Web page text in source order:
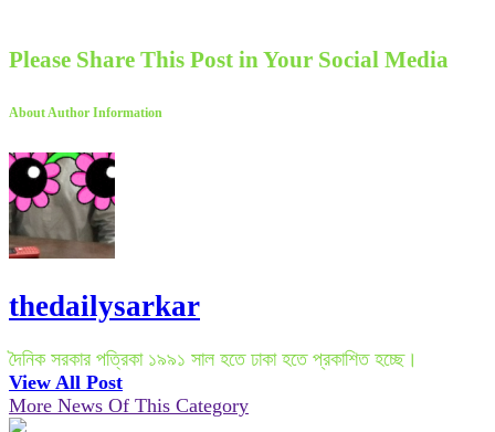
Please Share This Post in Your Social Media
About Author Information
thedailysarkar
দৈনিক সরকার পত্রিকা ১৯৯১ সাল হতে ঢাকা হতে প্রকাশিত হচ্ছে।
View All Post
More News Of This Category